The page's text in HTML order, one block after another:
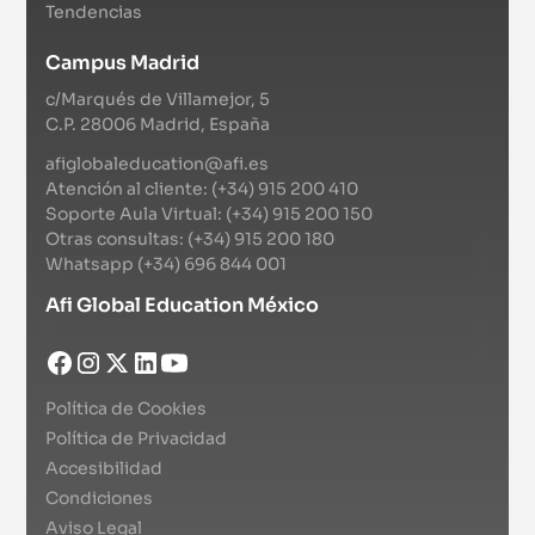
Del 6 de abril de 2027 al 3 de junio de 2027
Streaming
Chartered Financial Analyst (CFA®) Nivel III
Certificación
Del 5 de mayo de 2027 al 30 de junio de 2027|
Online
certificate
Certificación
Campus Virtual
Streaming
FRM® Part II
Tendencias
Campus Madrid
c/Marqués de Villamejor, 5
C.P. 28006 Madrid, España
afiglobaleducation@afi.es
Atención al cliente: (+34) 915 200 410
Soporte Aula Virtual: (+34) 915 200 150
Otras consultas: (+34) 915 200 180
Whatsapp (+34) 696 844 001
Afi Global Education México
Política de Cookies
Política de Privacidad
Accesibilidad
Condiciones
Aviso Legal